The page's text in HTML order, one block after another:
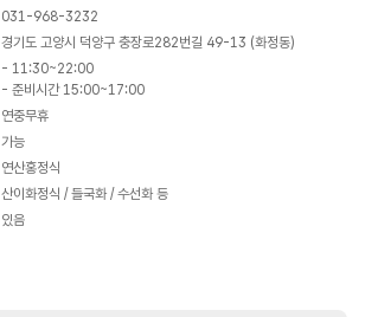
031-968-3232
경기도 고양시 덕양구 충장로282번길 49-13 (화정동)
- 11:30~22:00
- 준비시간 15:00~17:00
연중무휴
가능
연산홍정식
산이화정식 / 들국화 / 수선화 등
있음